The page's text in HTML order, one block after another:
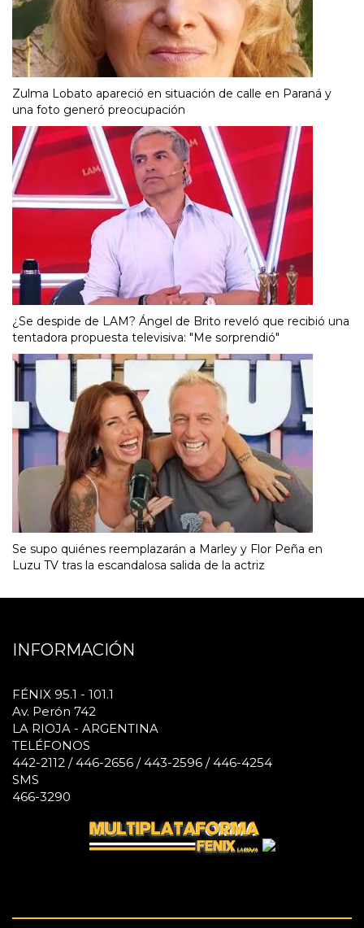
Zulma Lobato apareció en situación de calle en Paraná y
una foto generó preocupación
¿Se despide de LAM? Ángel de Brito reveló que recibió una
tentadora propuesta televisiva: "Me sorprendió"
Se supo quiénes reemplazarán a Marley y Flor Peña en
Luzu TV tras la escandalosa salida de la actriz
INFORMACIÓN
FÉNIX 95.1 - 101.1
Av. Perón 742
LA RIOJA - ARGENTINA
TELÉFONOS
442-2112 / 446-2656 / 443-2596 / 446-4254
SMS
466-3290